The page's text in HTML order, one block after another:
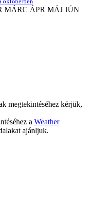
MÁRC ÁPR MÁJ JÚN
megtekintéséhez kérjük,
a Weather
ajánljuk.